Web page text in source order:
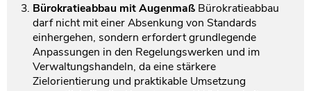
Bürokratieabbau mit Augenmaß Bürokratieabbau
darf nicht mit einer Absenkung von Standards
einhergehen, sondern erfordert grundlegende
Anpassungen in den Regelungswerken und im
Verwaltungshandeln, da eine stärkere
Zielorientierung und praktikable Umsetzung